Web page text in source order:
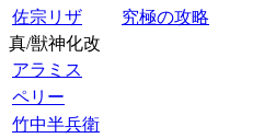
佐宗リザ
究極の攻略
真/獣神化改
アラミス
ペリー
竹中半兵衛